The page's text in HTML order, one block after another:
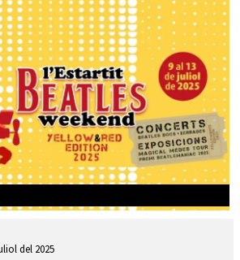
del 2025